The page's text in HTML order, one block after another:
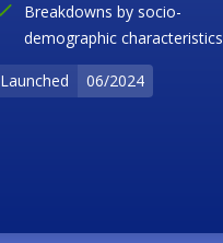
Breakdowns by socio-
demographic characteristics
Launched 06/2024